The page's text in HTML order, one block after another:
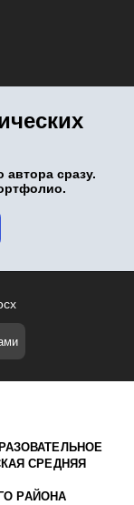
автора сразу.
СРЕДНЯЯ
РАЙОНА